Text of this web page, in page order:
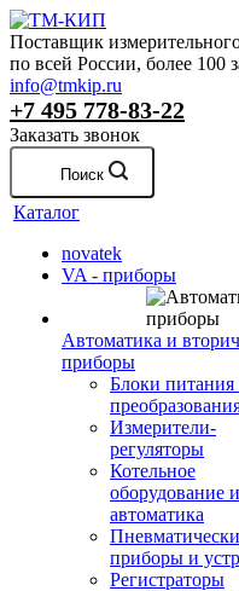
Поставщик
по всей России, более 100
info@tmkip.ru
+7 495 778-83-22
Заказать звонок
Поиск
Каталог
novatek
VA - приборы
Автоматика и
приборы
Блоки питания
Измерители-
регуляторы
Котельное
оборудование и
автоматика
приборы и
Регистраторы